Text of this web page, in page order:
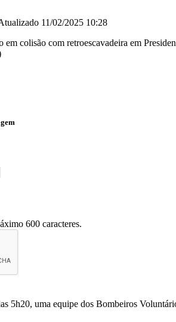
11/02/2025 10:28
600 caracteres.
5h20, uma equipe dos Bombeiros